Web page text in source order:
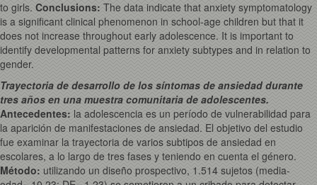
to girls. Conclusions: The data indicate that anxiety symptomatology
is a significant clinical phenomenon in school-age children but that it
does not increase throughout early adolescence. It is important to
identify developmental patterns for anxiety subtypes and in relation to
gender.
Trayectoria de desarrollo de los síntomas de ansiedad durante
tres años en una muestra comunitaria de adolescentes.
Antecedentes: la adolescencia es un período de vulnerabilidad para
la aparición de manifestaciones de ansiedad. El objetivo del estudio
fue examinar la trayectoria de varios subtipos de ansiedad en
escolares, a lo largo de tres fases y teniendo en cuenta el género.
Método: utilizando un diseño prospectivo, 1.514 sujetos (media-